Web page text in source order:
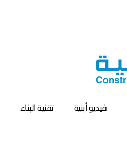
فيديو أبنية
تقنية البناء